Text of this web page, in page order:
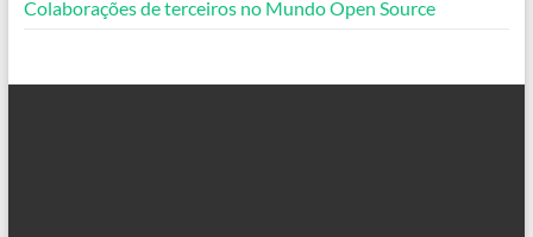
Colaborações de terceiros no Mundo Open Source